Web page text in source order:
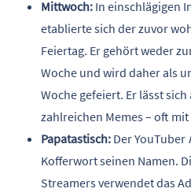
Mittwoch: In einschlägigen
etablierte sich der zuvor
Feiertag. Er gehört weder
Woche und wird daher als
Woche gefeiert. Er lässt sich
zahlreichen Memes – oft
Papatastisch: Der YouTuber
Kofferwort seinen Namen.
Streamers verwendet das